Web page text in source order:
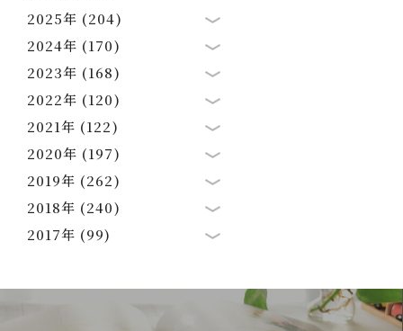
2025年 (204)
2024年 (170)
2023年 (168)
2022年 (120)
2021年 (122)
2020年 (197)
2019年 (262)
2018年 (240)
2017年 (99)